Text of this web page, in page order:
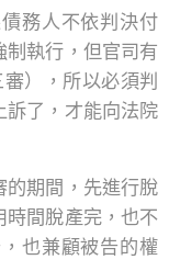
務人不依判決付
執行，但官司有
），所以必須判
訴了，才能向法院
的期間，先進行脫
時間脫產完，也不
也兼顧被告的權